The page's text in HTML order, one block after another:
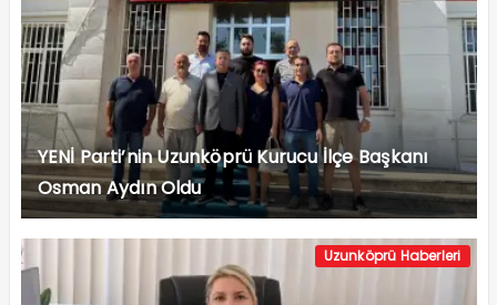
YENİ Parti’nin Uzunköprü Kurucu İlçe Başkanı
Osman Aydın Oldu
Uzunköprü Haberleri